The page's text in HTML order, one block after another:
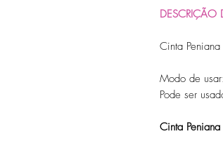
DESCRIÇÃO
Cinta
Modo de usar:
Pode ser
Cinta